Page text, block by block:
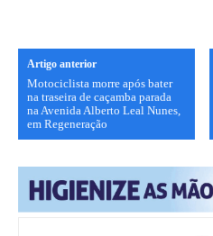
Artigo anterior
Motociclista morre após bater
na traseira de caçamba parada
na Avenida Alberto Leal Nunes,
em Regeneração